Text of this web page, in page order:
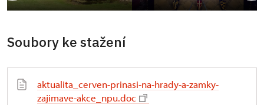
Soubory ke stažení
aktualita_cerven-prinasi-na-hrady-a-zamky-
zajimave-akce_npu.doc